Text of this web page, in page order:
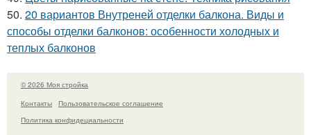
50. 20 вариантов Внутреней отделки балкона. Виды и
способы отделки балконов: особенности холодных и
теплых балконов
© 2026 Моя стройка
Контакты
Пользовательское соглашение
Политика конфидециальности